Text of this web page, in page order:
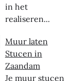
in het
realiseren...
Muur laten
Stucen in
Zaandam
Je muur stucen